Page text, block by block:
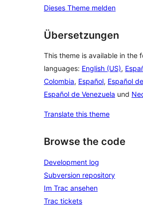
Dieses Theme melden
Übersetzungen
This theme is available in the
languages: English (US),
Colombia, Español, Español
Español de Venezuela und
Translate this theme
Browse the code
Development log
Subversion repository
Im Trac ansehen
Trac tickets